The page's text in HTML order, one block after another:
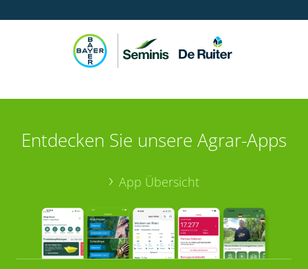
Entdecken Sie unsere Agrar-Apps
App Übersicht